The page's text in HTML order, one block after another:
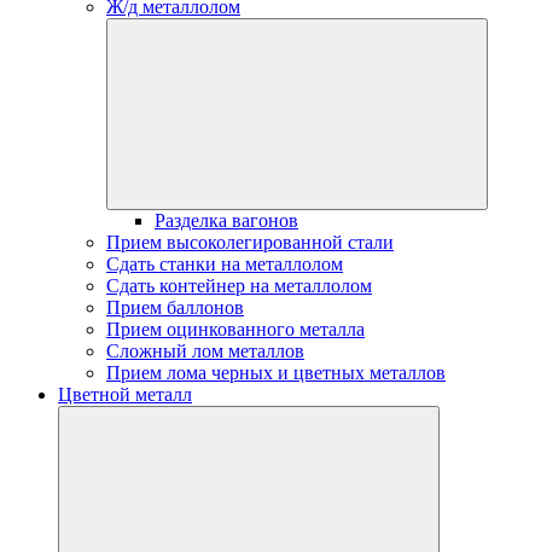
Ж/д металлолом
Разделка вагонов
Прием высоколегированной стали
Сдать станки на металлолом
Сдать контейнер на металлолом
Прием баллонов
Прием оцинкованного металла
Сложный лом металлов
Прием лома черных и цветных металлов
Цветной металл